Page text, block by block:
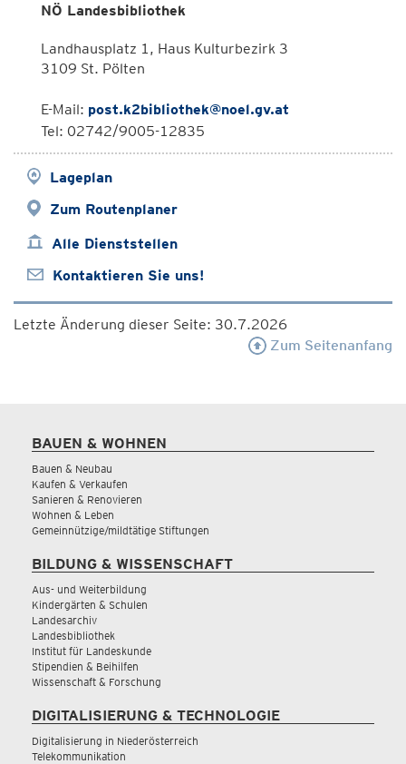
NÖ Landesbibliothek
Landhausplatz 1, Haus Kulturbezirk 3
3109 St. Pölten
E-Mail: post.k2bibliothek@noel.gv.at
Tel: 02742/9005-12835
Lageplan
Zum Routenplaner
Alle Dienststellen
Kontaktieren Sie uns!
Letzte Änderung dieser Seite: 30.7.2026
Zum Seitenanfang
BAUEN & WOHNEN
Bauen & Neubau
Kaufen & Verkaufen
Sanieren & Renovieren
Wohnen & Leben
Gemeinnützige/mildtätige Stiftungen
BILDUNG & WISSENSCHAFT
Aus- und Weiterbildung
Kindergärten & Schulen
Landesarchiv
Landesbibliothek
Institut für Landeskunde
Stipendien & Beihilfen
Wissenschaft & Forschung
DIGITALISIERUNG & TECHNOLOGIE
Digitalisierung in Niederösterreich
Telekommunikation